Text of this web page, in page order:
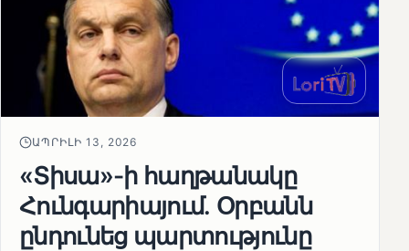
ԱՊՐԻԼԻ 13, 2026
«Տիսա»-ի հաղթանակը
Հունգարիայում․ Օրբանն
ընդունեց պարտությունը